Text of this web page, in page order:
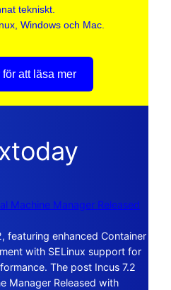
tekniskt.
Windows och Mac.
att läsa mer
Machine Manager Released
featuring enhanced Container
with SELinux support for
The post Incus 7.2
Manager Released with